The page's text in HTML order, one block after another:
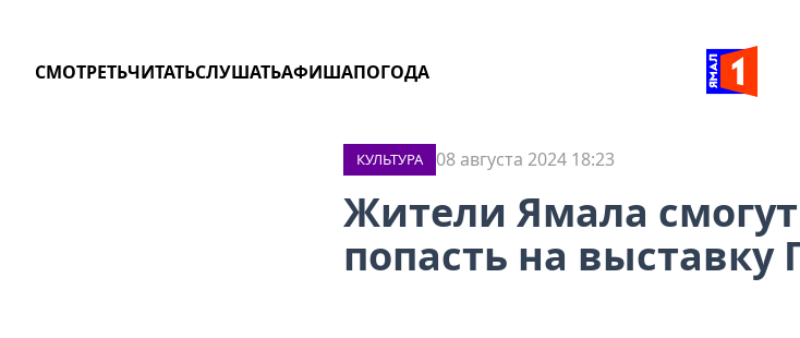
СМОТРЕТЬЧИТАТЬСЛУШАТЬАФИШАПОГОДА
КУЛЬТУРА 08 августа 2024 18:23
Жители Ямала
попасть на